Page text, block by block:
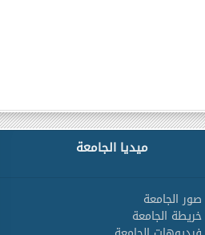
ميديا الجامعة
صور الجامعة
خريطة الجامعة